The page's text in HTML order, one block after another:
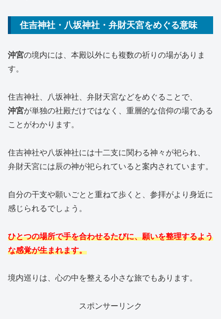
住吉神社・八坂神社・弁財天宮をめぐる意味
沖宮の境内には、本殿以外にも複数の祈りの場がありま
す。
住吉神社、八坂神社、弁財天宮などをめぐることで、
沖宮が単独の社殿だけではなく、重層的な信仰の場である
ことがわかります。
住吉神社や八坂神社には十二支に関わる神々が祀られ、
弁財天宮には辰の神が祀られていると案内されています。
自分の干支や願いごとと重ねて歩くと、参拝がより身近に
感じられるでしょう。
ひとつの場所で手を合わせるたびに、願いを整理するよう
な感覚が生まれます。
境内巡りは、心の中を整える小さな旅でもあります。
スポンサーリンク